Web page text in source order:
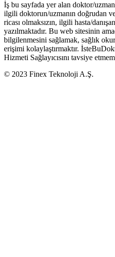
İş bu sayfada yer alan doktor/
ilgili doktorun/uzmanın doğrudan
ricası olmaksızın, ilgili hasta/
yazılmaktadır. Bu web sitesinin
bilgilenmesini sağlamak, sağlık
erişimi kolaylaştırmaktır.
Hizmeti Sağlayıcısını tavsiye
© 2023 Finex Teknoloji A.Ş.